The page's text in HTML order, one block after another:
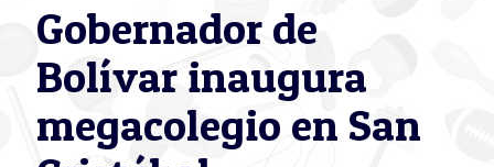
Gobernador de
Bolívar inaugura
megacolegio en San